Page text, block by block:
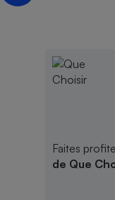
Faites
de Que